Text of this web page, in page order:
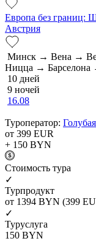
Европа без границ:
Австрия
Минск → Вена →
Ницца →
10 дней
9 ночей
16.08
Туроператор:
от 399 EUR
+ 150 BYN
Cтоимость тура
✓
Турпродукт
от 1394 BYN (399
✓
Туруслуга
150 BYN